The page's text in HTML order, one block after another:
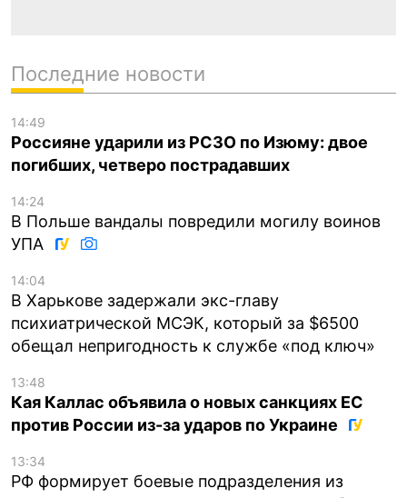
Последние новости
14:49
Россияне ударили из РСЗО по Изюму: двое
погибших, четверо пострадавших
14:24
В Польше вандалы повредили могилу воинов
УПА
14:04
В Харькове задержали экс-главу
психиатрической МСЭК, который за $6500
обещал непригодность к службе «под ключ»
13:48
Кая Каллас объявила о новых санкциях ЕС
против России из-за ударов по Украине
13:34
РФ формирует боевые подразделения из